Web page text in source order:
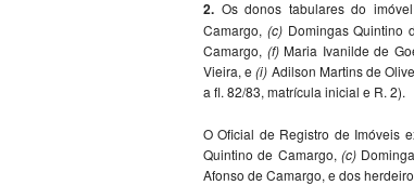
2. Os donos tabulares do
Camargo, (c) Domingas
Camargo, (f)Maria Ivanilde de
Vieira, e(i) Adilson Martins de
a fl. 82/83, matrícula inicial e R. 2).
O Oficial de Registro de Imóveis
Quintino de Camargo, (c)
Afonso de Camargo, e dos